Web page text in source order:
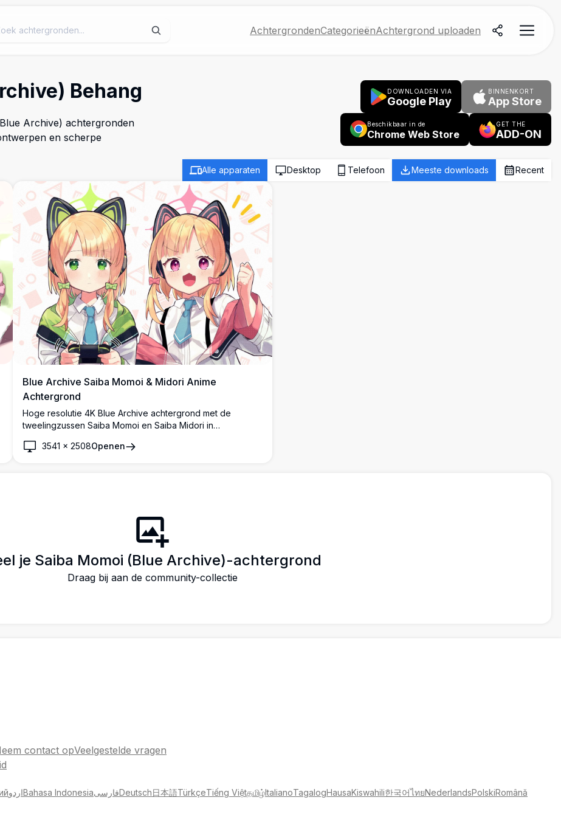
AchtergrondenCategorieënAchtergrond uploaden
Behang
Archive) achtergronden
en scherpe
DOWNLOADEN VIA
Google Play
BINNENKORT
App Store
Beschikbaar in de
Chrome Web Store
GET THE
ADD-ON
Alle apparaten Desktop Telefoon Meeste downloads Recent
Blue Archive Saiba Momoi & Midori Anime
Achtergrond
Hoge resolutie 4K Blue Archive achtergrond met de
tweelingzussen Saiba Momoi en Saiba Midori in
toont haar vrolijke roze energie terwijl Midori een
3541 ×2508Openen
je Saiba Momoi (Blue Archive)-achtergrond
Draag bij aan de community-collectie
contact opVeelgestelde vragen
اردوBahasa IndonesiaفارسیDeutsch日本語TürkçeTiếng Việtதமிழ்ItalianoTagalogHausaKiswahili한국어ไทยNederlandsPolskiRomână